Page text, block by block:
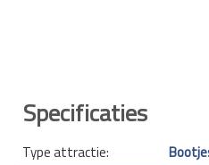
Specificaties
Type attractie: